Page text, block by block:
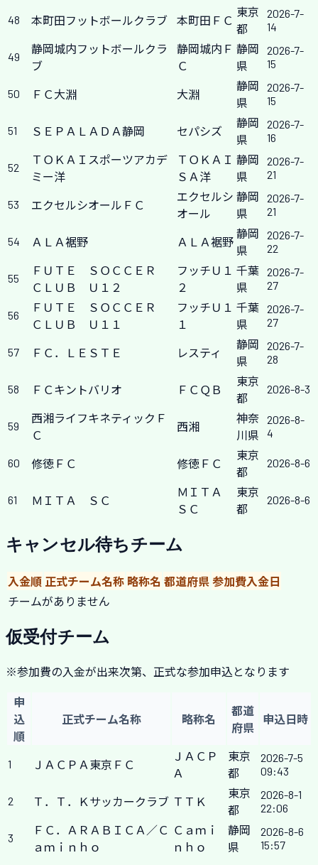
48 本町田フットボールクラブ 本町田ＦＣ
東京
都
2026-7-
14
49
静岡城内フットボールクラ
ブ
静岡城内Ｆ
Ｃ
静岡
県
2026-7-
15
50 ＦＣ大淵 大淵
静岡
県
2026-7-
15
51 ＳＥＰＡＬＡＤＡ静岡 セパシズ
静岡
県
2026-7-
16
52
ＴＯＫＡＩスポーツアカデ
ミー洋
ＴＯＫＡＩ
ＳＡ洋
静岡
県
2026-7-
21
53 エクセルシオールＦＣ
エクセルシ
オール
静岡
県
2026-7-
21
54 ＡＬＡ裾野 ＡＬＡ裾野
静岡
県
2026-7-
22
55
ＦＵＴＥ ＳＯＣＣＥＲ
ＣＬＵＢ Ｕ１２
フッチＵ１
２
千葉
県
2026-7-
27
56
ＦＵＴＥ ＳＯＣＣＥＲ
ＣＬＵＢ Ｕ１１
フッチＵ１
１
千葉
県
2026-7-
27
57 ＦＣ．ＬＥＳＴＥ レスティ
静岡
県
2026-7-
28
58 ＦＣキントバリオ ＦＣＱＢ
東京
都
2026-8-3
59
西湘ライフキネティックＦ
Ｃ
西湘
神奈
川県
2026-8-
4
60 修徳ＦＣ 修徳ＦＣ
東京
都
2026-8-6
61 ＭＩＴＡ ＳＣ
ＭＩＴＡ
ＳＣ
東京
都
2026-8-6
キャンセル待ちチーム
入金順 正式チーム名称 略称名 都道府県 参加費入金日
チームがありません
仮受付チーム
※参加費の入金が出来次第、正式な参加申込となります
申
込
順
正式チーム名称 略称名
都道
府県
申込日時
1 ＪＡＣＰＡ東京ＦＣ
ＪＡＣＰ
Ａ
東京
都
2026-7-5
09:43
2 Ｔ．Ｔ．Ｋサッカークラブ ＴＴＫ
東京
都
2026-8-1
22:06
3
ＦＣ．ＡＲＡＢＩＣＡ／Ｃ
ａｍｉｎｈｏ
Ｃａｍｉ
ｎｈｏ
静岡
県
2026-8-6
15:57